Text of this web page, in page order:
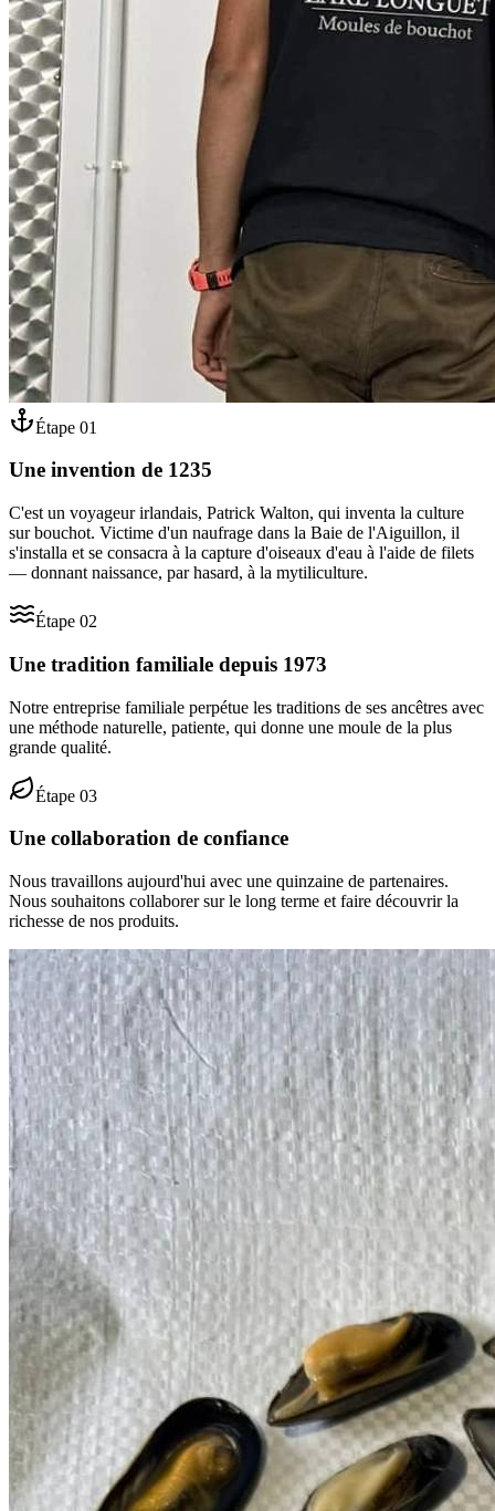
Étape 01
Une invention de 1235
C'est un voyageur irlandais, Patrick Walton, qui inventa la culture
sur bouchot. Victime d'un naufrage dans la Baie de l'Aiguillon, il
s'installa et se consacra à la capture d'oiseaux d'eau à l'aide de filets
— donnant naissance, par hasard, à la mytiliculture.
Étape 02
Une tradition familiale depuis 1973
Notre entreprise familiale perpétue les traditions de ses ancêtres avec
une méthode naturelle, patiente, qui donne une moule de la plus
grande qualité.
Étape 03
Une collaboration de confiance
Nous travaillons aujourd'hui avec une quinzaine de partenaires.
Nous souhaitons collaborer sur le long terme et faire découvrir la
richesse de nos produits.